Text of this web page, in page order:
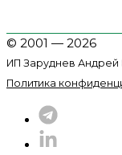
© 2001 — 2026
ИП Заруднев Андрей
Политика